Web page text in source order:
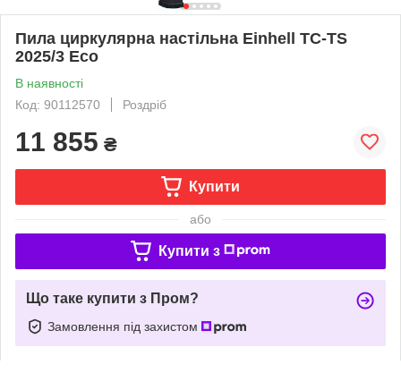
Пила циркулярна настільна Einhell TC-TS
2025/3 Eco
В наявності
Код: 90112570
Роздріб
11 855 ₴
Купити
або
Купити з
Що таке купити з Пром?
Замовлення під захистом